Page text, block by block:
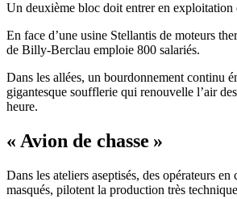
Un deuxième bloc doit entrer en exploitation
En face d’une usine Stellantis de moteurs
de Billy-Berclau emploie 800 salariés.
Dans les allées, un bourdonnement continu
gigantesque soufflerie qui renouvelle l’air
heure.
« Avion de chasse »
Dans les ateliers aseptisés, des opérateurs
masqués, pilotent la production très